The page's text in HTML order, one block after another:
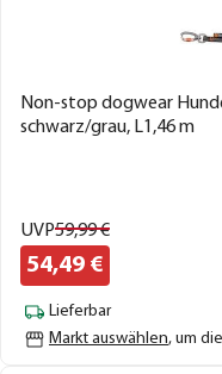
Non-stop dogwear
schwarz/grau, L1,46 m
UVP59,99€
54,49 €
Lieferbar
Markt auswählen, um